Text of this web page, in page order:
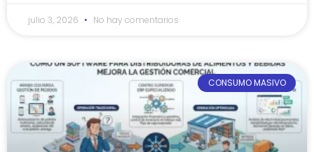
julio 3, 2026 No hay comentarios
CONSUMO MASIVO